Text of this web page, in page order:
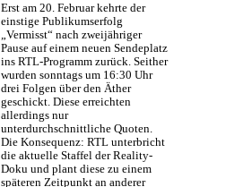
Erst am 20. Februar kehrte der
einstige Publikumserfolg
„Vermisst“ nach zweijähriger
Pause auf einem neuen Sendeplatz
ins RTL-Programm zurück. Seither
wurden sonntags um 16:30 Uhr
drei Folgen über den Äther
geschickt. Diese erreichten
allerdings nur
unterdurchschnittliche Quoten.
Die Konsequenz: RTL unterbricht
die aktuelle Staffel der Reality-
Doku und plant diese zu einem
späteren Zeitpunkt an anderer